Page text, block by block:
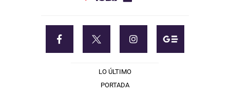
LO ÚLTIMO
PORTADA